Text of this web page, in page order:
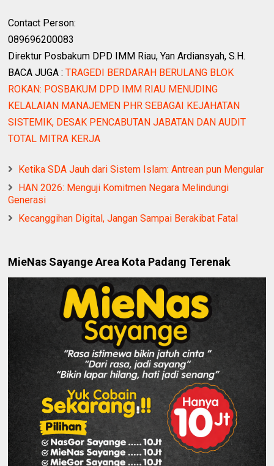
Contact Person:
089696200083
Direktur Posbakum DPD IMM Riau, Yan Ardiansyah, S.H.
BACA JUGA :TRAGEDI BERDARAH BERULANG BLOK
ROKAN: POSBAKUM DPD IMM RIAU MENUDING
KELALAIAN MANAJEMEN PHR SEBAGAI KEJAHATAN
SISTEMIK, DESAK PENCABUTAN JABATAN DAN AUDIT
TOTAL MITRA KERJA
Ketika SDA Jauh dari Sistem Islam: Antrean pun Mengular
HAN 2026: Menguji Komitmen Negara Melindungi
Generasi
Kecanggihan Digital, Jangan Sampai Berakibat Fatal
MieNas Sayange Area Kota Padang Terenak